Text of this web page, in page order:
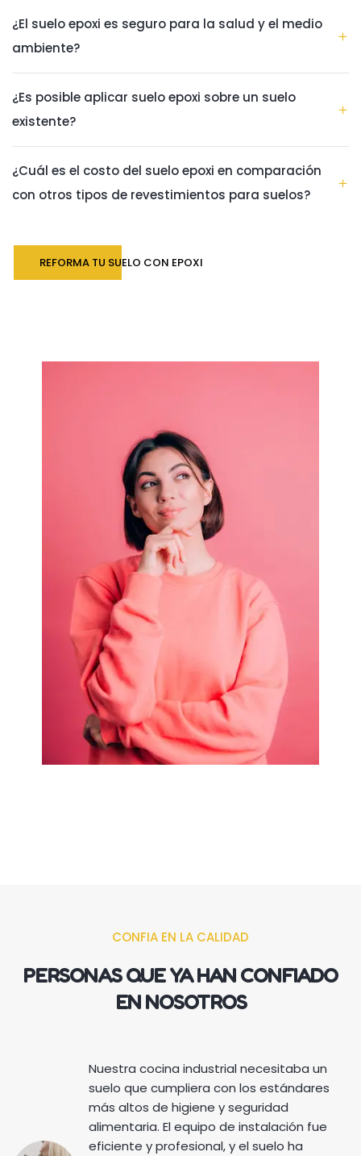
¿El suelo epoxi es seguro para la salud y el medio
ambiente?
¿Es posible aplicar suelo epoxi sobre un suelo
existente?
¿Cuál es el costo del suelo epoxi en comparación
con otros tipos de revestimientos para suelos?
REFORMA TU SUELO CON EPOXI
CONFIA EN LA CALIDAD
PERSONAS QUE YA HAN CONFIADO
EN NOSOTROS
Nuestra cocina industrial necesitaba un
suelo que cumpliera con los estándares
más altos de higiene y seguridad
alimentaria. El equipo de instalación fue
eficiente y profesional, y el suelo ha